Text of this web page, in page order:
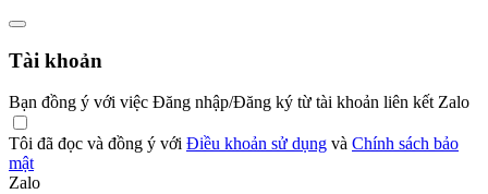
Tài khoản
Bạn đồng ý với việc Đăng nhập/Đăng ký từ tài khoản liên kết Zalo
Tôi đã đọc và đồng ý với Điều khoản sử dụng và Chính sách bảo
mật
Zalo